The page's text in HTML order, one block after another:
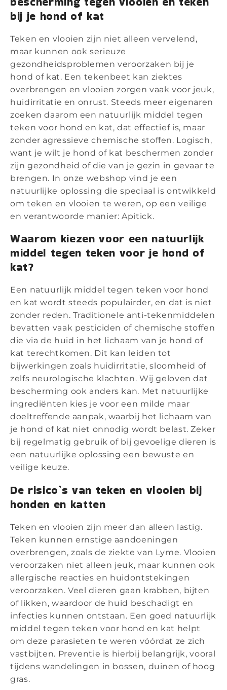
bij je hond of kat
Teken en vlooien zijn niet alleen vervelend,
maar kunnen ook serieuze
gezondheidsproblemen veroorzaken bij je
hond of kat. Een tekenbeet kan ziektes
overbrengen en vlooien zorgen vaak voor jeuk,
huidirritatie en onrust. Steeds meer eigenaren
zoeken daarom een natuurlijk middel tegen
teken voor hond en kat, dat effectief is, maar
zonder agressieve chemische stoffen. Logisch,
want je wilt je hond of kat beschermen zonder
zijn gezondheid of die van je gezin in gevaar te
brengen. In onze webshop vind je een
natuurlijke oplossing die speciaal is ontwikkeld
om teken en vlooien te weren, op een veilige
en verantwoorde manier: Apitick.
Waarom kiezen voor een natuurlijk
middel tegen teken voor je hond of
kat?
Een natuurlijk middel tegen teken voor hond
en kat wordt steeds populairder, en dat is niet
zonder reden. Traditionele anti-tekenmiddelen
bevatten vaak pesticiden of chemische stoffen
die via de huid in het lichaam van je hond of
kat terechtkomen. Dit kan leiden tot
bijwerkingen zoals huidirritatie, sloomheid of
zelfs neurologische klachten. Wij geloven dat
bescherming ook anders kan. Met natuurlijke
ingrediënten kies je voor een milde maar
doeltreffende aanpak, waarbij het lichaam van
je hond of kat niet onnodig wordt belast. Zeker
bij regelmatig gebruik of bij gevoelige dieren is
een natuurlijke oplossing een bewuste en
veilige keuze.
De risico’s van teken en vlooien bij
honden en katten
Teken en vlooien zijn meer dan alleen lastig.
Teken kunnen ernstige aandoeningen
overbrengen, zoals de ziekte van Lyme. Vlooien
veroorzaken niet alleen jeuk, maar kunnen ook
allergische reacties en huidontstekingen
veroorzaken. Veel dieren gaan krabben, bijten
of likken, waardoor de huid beschadigt en
infecties kunnen ontstaan. Een goed natuurlijk
middel tegen teken voor hond en kat helpt
om deze parasieten te weren vóórdat ze zich
vastbijten. Preventie is hierbij belangrijk, vooral
tijdens wandelingen in bossen, duinen of hoog
gras.